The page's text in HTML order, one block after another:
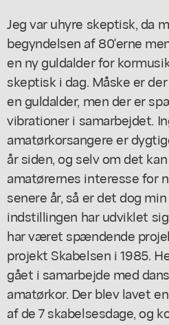
Jeg var uhyre skeptisk, da
begyndelsen af 80'erne
en ny guldalder for
skeptisk i dag. Måske er
en guldalder, men der er
vibrationer i samarbejdet.
amatørkorsangere er
år siden, og selv om det
amatørernes interesse for
senere år, så er det dog
indstillingen har udviklet
har været spændende
projekt Skabelsen i 1985.
gået i samarbejde med
amatørkor. Der blev lavet
af de 7 skabelsesdage, og